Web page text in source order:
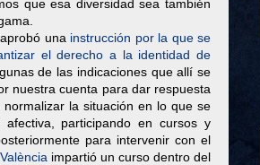
que esa diversidad sea también
una instrucción por la que se
el derecho a la identidad de
de las indicaciones que allí se
nuestra cuenta para dar respuesta
la situación en lo que se
participando en cursos y
para intervenir con el
impartió un curso dentro del